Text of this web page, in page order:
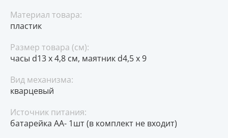
Материал товара:
пластик
Размер товара (см):
часы d13 х 4,8 см, маятник d4,5 х 9
Вид механизма:
кварцевый
Источник питания:
батарейка АА- 1шт (в комплект не входит)